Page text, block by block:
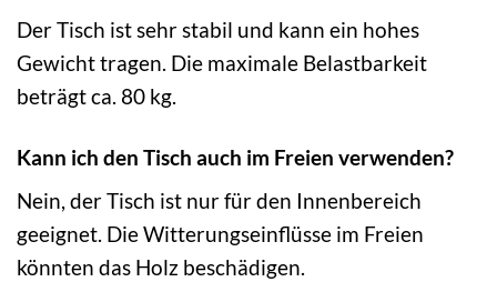
Der Tisch ist sehr stabil und kann ein hohes
Gewicht tragen. Die maximale Belastbarkeit
beträgt ca. 80 kg.
Kann ich den Tisch auch im Freien verwenden?
Nein, der Tisch ist nur für den Innenbereich
geeignet. Die Witterungseinflüsse im Freien
könnten das Holz beschädigen.